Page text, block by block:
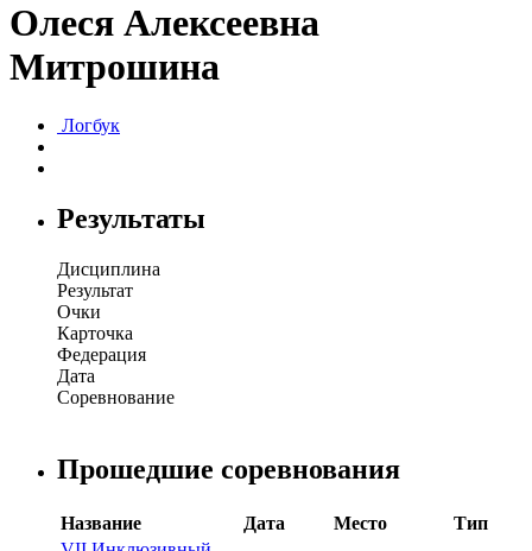
Олеся Алексеевна
Митрошина
Логбук
Результаты
Дисциплина
Результат
Очки
Карточка
Федерация
Дата
Соревнование
Прошедшие соревнования
Название Дата Место
Тип